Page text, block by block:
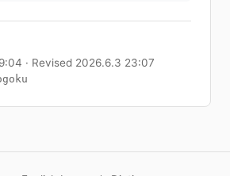
· Revised 2026.6.3 23:07